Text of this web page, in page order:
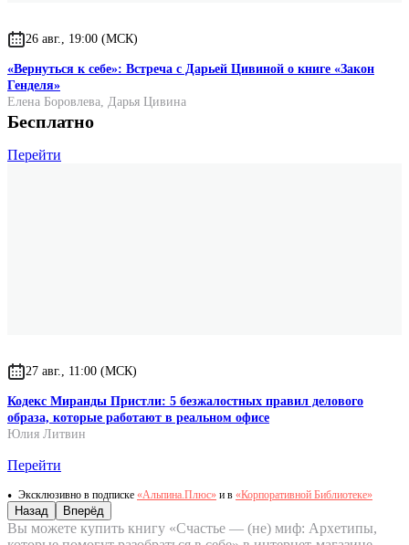
26 авг., 19:00 (МСК)
«Вернуться к себе»: Встреча с Дарьей Цивиной о книге «Закон
Генделя»
Елена Боровлева, Дарья Цивина
Бесплатно
Перейти
27 авг., 11:00 (МСК)
Кодекс Миранды Пристли: 5 безжалостных правил делового
образа, которые работают в реальном офисе
Юлия Литвин
Перейти
Эксклюзивно в подписке «Альпина.Плюс» и в «Корпоративной Библиотеке»
Назад Вперёд
Вы можете купить книгу «Счастье — (не) миф: Архетипы,